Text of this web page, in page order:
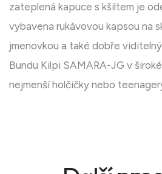
zateplená kapuce s kšiltem je
vybavena rukávovou kapsou na
jmenovkou a také dobře
Bundu Kilpi SAMARA-JG v
nejmenší holčičky nebo